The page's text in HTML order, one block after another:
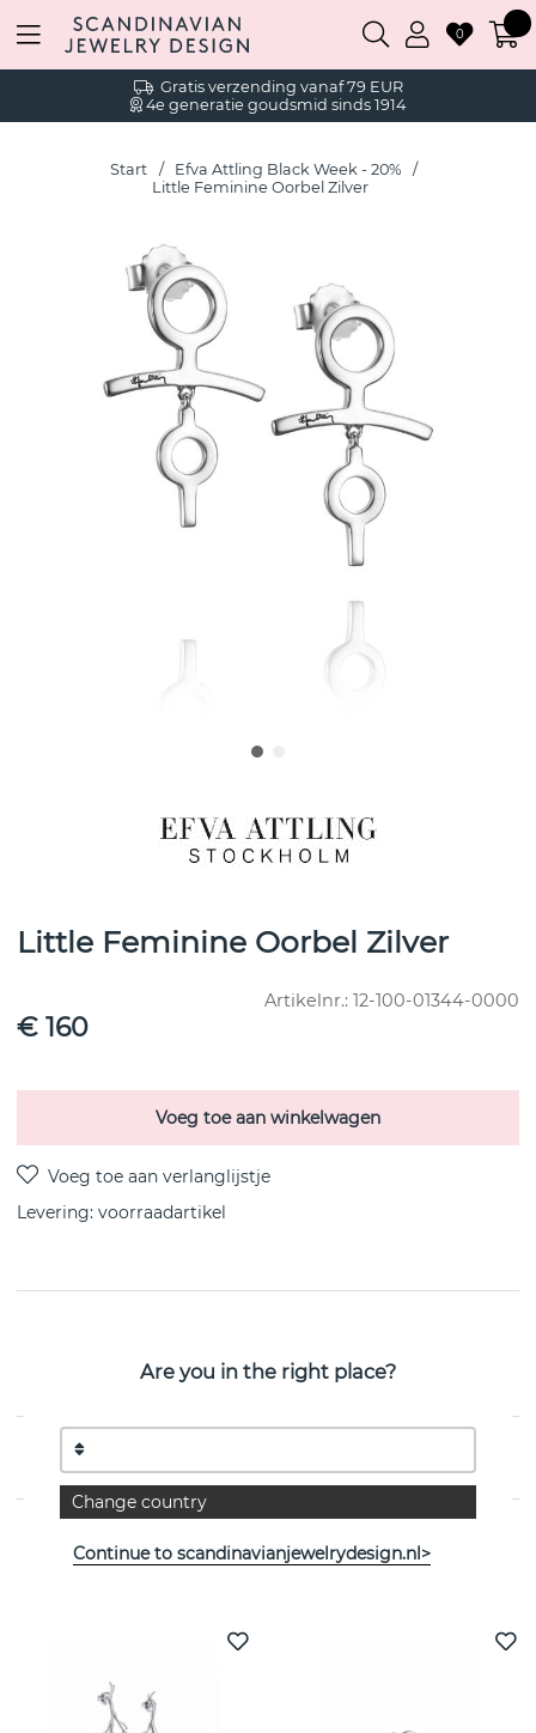
Gratis verzending vanaf 79 EUR
4e generatie goudsmid sinds 1914
0
Start
Efva Attling Black Week - 20%
Little Feminine Oorbel Zilver
Little Feminine Oorbel Zilver
Artikelnr.: 12-100-01344-0000
€ 160
Voeg toe aan winkelwagen
Levering: voorraadartikel
Little Feminine is een sterling zilveren oorbel van het
Zweedse Efva Attling
EIGENSCHAPPEN
Are you in the right place?
Change country
Continue to scandinavianjewelrydesign.nl>